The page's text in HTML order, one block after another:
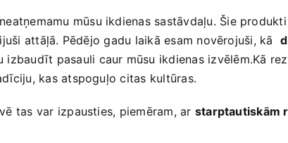
mūsu ikdienas sastāvdaļu. Šie
attāļā. Pēdējo ‍gadu laikā esam novērojuši, kā
pasauli caur mūsu ‌ikdienas izvēlēm.Kā
kas atspoguļo citas kultūras.
tas var ⁤izpausties, piemēram, ar starptautiskām